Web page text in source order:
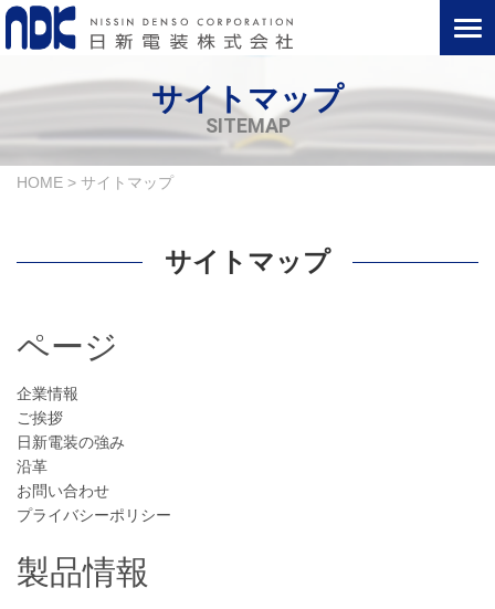
サイトマップ
SITEMAP
HOME > サイトマップ
サイトマップ
ページ
企業情報
ご挨拶
日新電装の強み
沿革
お問い合わせ
プライバシーポリシー
製品情報